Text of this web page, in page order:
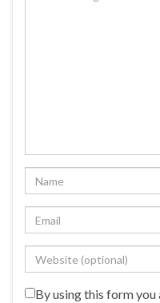
By using this form